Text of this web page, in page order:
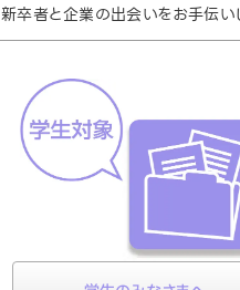
新卒者と企業の出会いをお手伝い